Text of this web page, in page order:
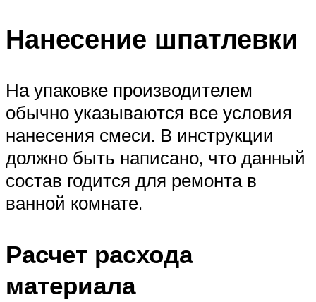
Нанесение шпатлевки
На упаковке производителем
обычно указываются все условия
нанесения смеси. В инструкции
должно быть написано, что данный
состав годится для ремонта в
ванной комнате.
Расчет расхода
материала